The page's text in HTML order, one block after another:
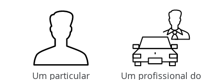
Um particular
Um profissional do